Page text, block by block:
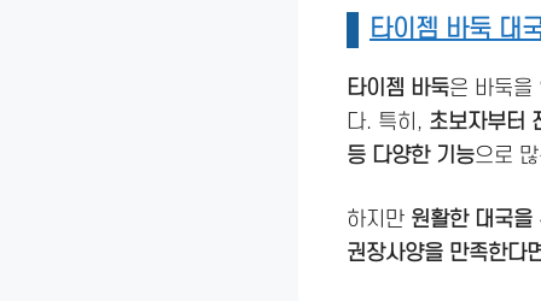
타이젬 바둑 대
타이젬 바둑은 바둑을
다. 특히, 초보자부터
등 다양한 기능으로
하지만 원활한 대국을
권장사양을 만족한다